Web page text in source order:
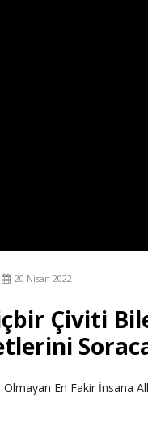
20 Nisan 2022
Çiviti
En Fakir İnsana